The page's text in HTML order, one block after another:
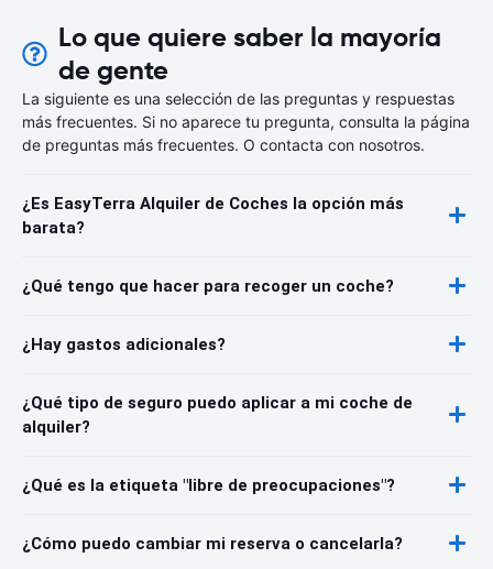
Lo que quiere saber la mayoría
de gente
La siguiente es una selección de las preguntas y respuestas
más frecuentes. Si no aparece tu pregunta, consulta la página
de preguntas más frecuentes. O contacta con nosotros.
¿Es EasyTerra Alquiler de Coches la opción más
barata?
¿Qué tengo que hacer para recoger un coche?
¿Hay gastos adicionales?
¿Qué tipo de seguro puedo aplicar a mi coche de
alquiler?
¿Qué es la etiqueta "libre de preocupaciones"?
¿Cómo puedo cambiar mi reserva o cancelarla?